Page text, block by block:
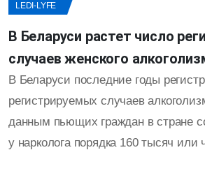
LEDI-LYFE
В Беларуси растет число
случаев женского
В Беларуси последние годы
регистрируемых случаев
данным пьющих граждан в стране
у нарколога порядка 160 тысяч